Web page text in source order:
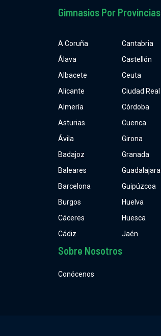
Gimnasios Por Provincias
A Coruña
Álava
Albacete
Alicante
Almería
Asturias
Ávila
Badajoz
Baleares
Barcelona
Burgos
Cáceres
Cádiz
Cantabria
Castellón
Ceuta
Ciudad Real
Córdoba
Cuenca
Girona
Granada
Guadalajara
Guipúzcoa
Huelva
Huesca
Jaén
Sobre Nosotros
Conócenos